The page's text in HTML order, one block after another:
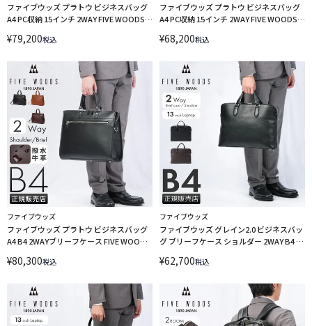
ファイブウッズ プラトウ ビジネスバッグ
A4 PC収納 15インチ 2WAY FIVE WOODS
¥79,200税込
ファイブウッズ プラトウ ビジネスバッグ
A4 PC収納 15インチ 2WAY FIVE WOODS
¥68,200税込
ファイブウッズ
ファイブウッズ プラトウ ビジネスバッグ
A4 B4 2WAYブリーフケース FIVE WOODS
¥80,300税込
ファイブウッズ
ファイブウッズ グレイン2.0 ビジネスバッ
グ ブリーフケース ショルダー 2WAY B4 1
¥62,700税込